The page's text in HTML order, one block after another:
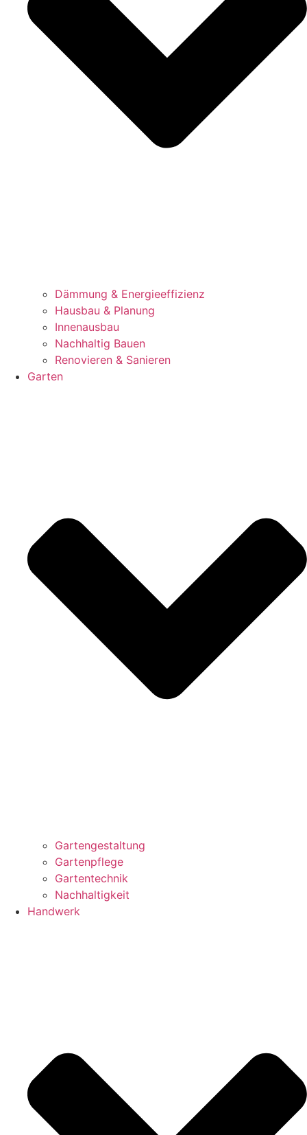
Dämmung & Energieeffizienz
Hausbau & Planung
Innenausbau
Nachhaltig Bauen
Renovieren & Sanieren
Garten
Gartengestaltung
Gartenpflege
Gartentechnik
Nachhaltigkeit
Handwerk